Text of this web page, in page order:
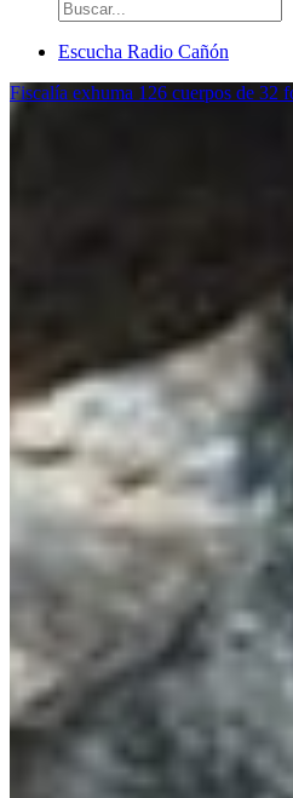
Escucha Radio Cañón
Fiscalía exhuma 126 cuerpos de 32